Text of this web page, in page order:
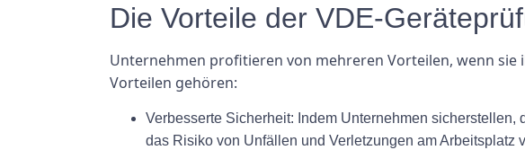
Die Vorteile der VDE-
Unternehmen profitieren von mehreren Vorteilen, wenn
Vorteilen gehören:
Verbesserte Sicherheit: Indem Unternehmen
das Risiko von Unfällen und Verletzungen am Arbeitsplatz